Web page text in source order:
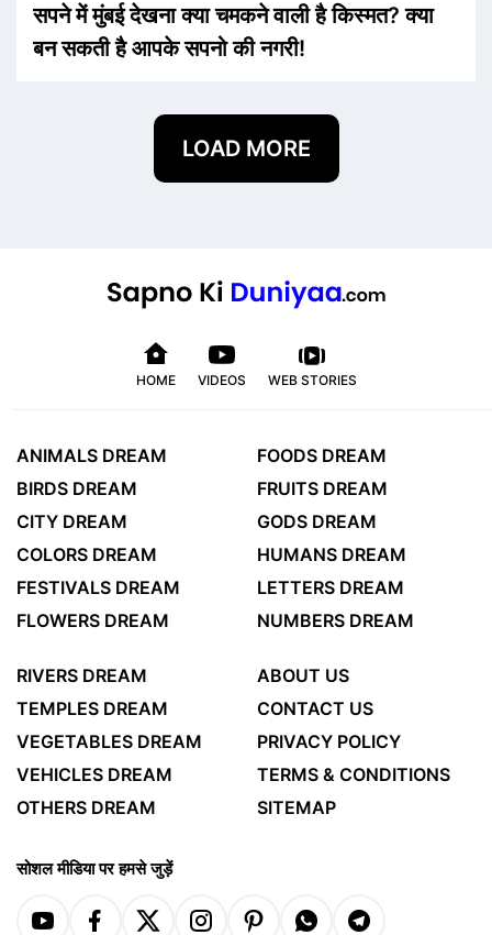
सपने में मुंबई देखना क्या चमकने वाली है किस्मत? क्या
बन सकती है आपके सपनो की नगरी!
LOAD MORE
HOME VIDEOS WEB STORIES
ANIMALS DREAM
BIRDS DREAM
CITY DREAM
COLORS DREAM
FESTIVALS DREAM
FLOWERS DREAM
FOODS DREAM
FRUITS DREAM
GODS DREAM
HUMANS DREAM
LETTERS DREAM
NUMBERS DREAM
RIVERS DREAM
TEMPLES DREAM
VEGETABLES DREAM
VEHICLES DREAM
OTHERS DREAM
ABOUT US
CONTACT US
PRIVACY POLICY
TERMS & CONDITIONS
SITEMAP
सोशल मीडिया पर हमसे जुड़ें